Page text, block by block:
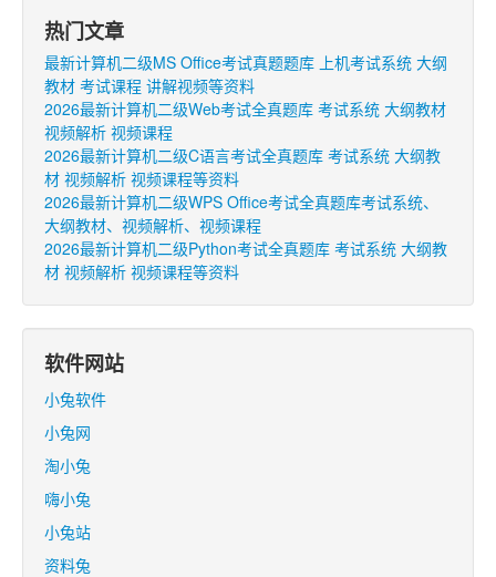
热门文章
最新计算机二级MS Office考试真题题库 上机考试系统 大纲
教材 考试课程 讲解视频等资料
2026最新计算机二级Web考试全真题库 考试系统 大纲教材
视频解析 视频课程
2026最新计算机二级C语言考试全真题库 考试系统 大纲教
材 视频解析 视频课程等资料
2026最新计算机二级WPS Office考试全真题库考试系统、
大纲教材、视频解析、视频课程
2026最新计算机二级Python考试全真题库 考试系统 大纲教
材 视频解析 视频课程等资料
软件网站
小兔软件
小兔网
淘小兔
嗨小兔
小兔站
资料兔